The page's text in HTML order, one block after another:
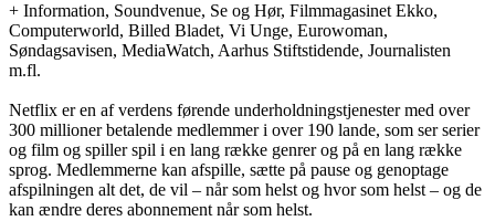
+ Information, Soundvenue, Se og Hør, Filmmagasinet Ekko,
Computerworld, Billed Bladet, Vi Unge, Eurowoman,
Søndagsavisen, MediaWatch, Aarhus Stiftstidende, Journalisten
m.fl.
Netflix er en af verdens førende underholdningstjenester med over
300 millioner betalende medlemmer i over 190 lande, som ser serier
og film og spiller spil i en lang række genrer og på en lang række
sprog. Medlemmerne kan afspille, sætte på pause og genoptage
afspilningen alt det, de vil – når som helst og hvor som helst – og de
kan ændre deres abonnement når som helst.